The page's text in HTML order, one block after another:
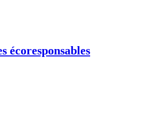
écoresponsables